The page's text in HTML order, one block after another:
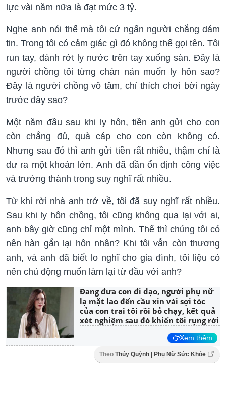
lực vài năm nữa là đạt mức 3 tỷ.
Nghe anh nói thế mà tôi cứ ngẩn người chẳng dám
tin. Trong tôi có cảm giác gì đó không thể gọi tên. Tôi
run tay, đánh rớt ly nước trên tay xuống sàn. Đây là
người chồng tôi từng chán nản muốn ly hôn sao?
Đây là người chồng vô tâm, chỉ thích chơi bời ngày
trước đây sao?
Một năm đầu sau khi ly hôn, tiền anh gửi cho con
còn chẳng đủ, quà cáp cho con còn không có.
Nhưng sau đó thì anh gửi tiền rất nhiều, thậm chí là
dư ra một khoản lớn. Anh đã dần ổn định công việc
và trưởng thành trong suy nghĩ rất nhiều.
Từ khi rời nhà anh trở về, tôi đã suy nghĩ rất nhiều.
Sau khi ly hôn chồng, tôi cũng không qua lại với ai,
anh bây giờ cũng chỉ một mình. Thế thì chúng tôi có
nên hàn gắn lại hôn nhân? Khi tôi vẫn còn thương
anh, và anh đã biết lo nghĩ cho gia đình, tôi liệu có
nên chủ động muốn làm lại từ đầu với anh?
Đang đưa con đi dạo, người phụ nữ
lạ mặt lao đến cầu xin vài sợi tóc
của con trai tôi rồi bỏ chạy, kết quả
xét nghiệm sau đó khiến tôi rụng rời
Xem thêm
Theo Thúy Quỳnh | Phụ Nữ Sức Khỏe